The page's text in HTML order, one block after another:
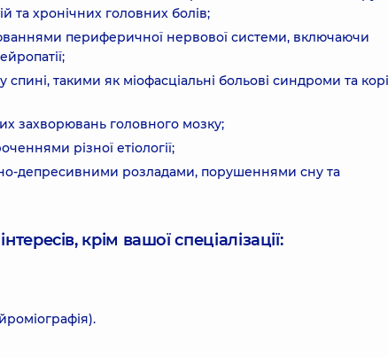
та хронічних головних болів;
периферичної нервової системи, включаючи
спині, такими як міофасціальні больові синдроми та
захворювань головного мозку;
різної етіології;
депресивними розладами, порушеннями сну та
крім вашої спеціалізації: